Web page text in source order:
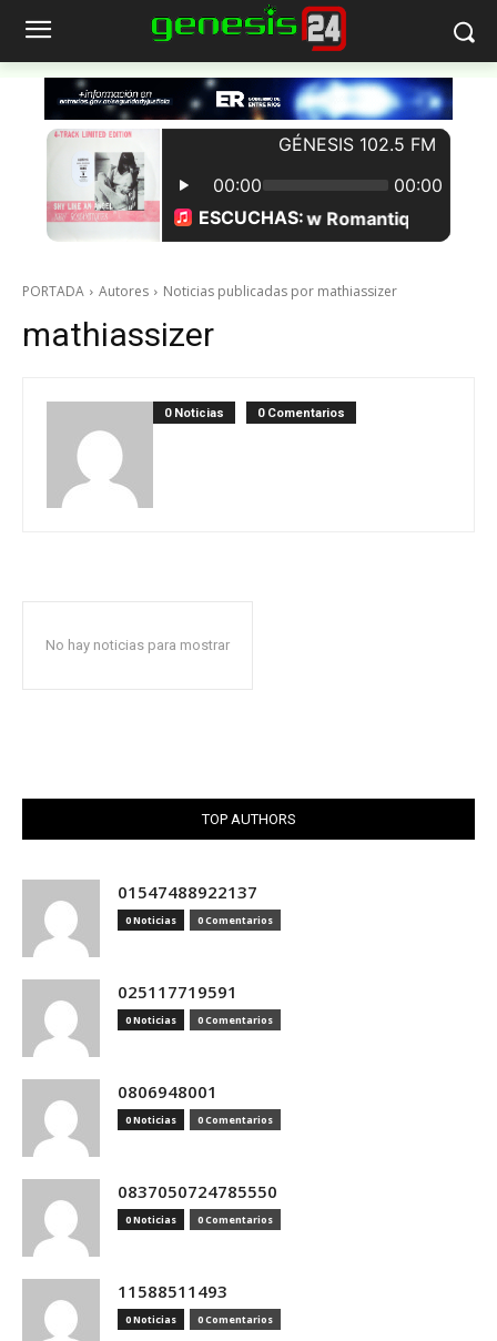
PORTADA Autores Noticias publicadas por mathiassizer
mathiassizer
0 Noticias 0 Comentarios
No hay noticias para mostrar
TOP AUTHORS
01547488922137
0 Noticias 0 Comentarios
025117719591
0 Noticias 0 Comentarios
0806948001
0 Noticias 0 Comentarios
0837050724785550
0 Noticias 0 Comentarios
11588511493
0 Noticias 0 Comentarios